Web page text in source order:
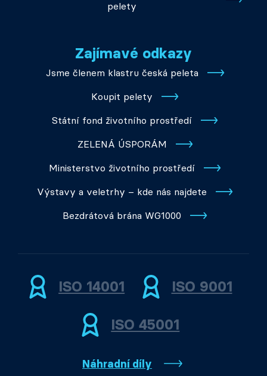
pelety
Zajímavé odkazy
Jsme členem klastru česká peleta
Koupit pelety
Státní fond životního prostředí
ZELENÁ ÚSPORÁM
Ministerstvo životního prostředí
Výstavy a veletrhy – kde nás najdete
Bezdrátová brána WG1000
ISO 14001 ISO 9001
ISO 45001
Náhradní díly